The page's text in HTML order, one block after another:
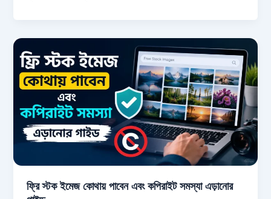
ফ্রি স্টক ইমেজ কোথায় পাবেন এবং কপিরাইট সমস্যা এড়ানোর